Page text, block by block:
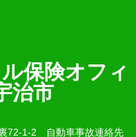
保険オフィ
治市
72-1-2 自動車事故連絡先